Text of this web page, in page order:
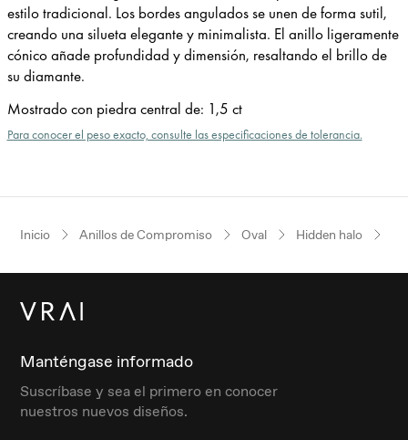
estilo tradicional. Los bordes angulados se unen de forma sutil,
creando una silueta elegante y minimalista. El anillo ligeramente
cónico añade profundidad y dimensión, resaltando el brillo de
su diamante.
Mostrado con piedra central de: 1,5 ct
Para conocer el peso exacto, consulte las especificaciones de tolerancia.
Inicio Anillos de Compromiso Oval Hidden halo
Manténgase informado
Suscríbase y sea el primero en conocer
nuestros nuevos diseños.